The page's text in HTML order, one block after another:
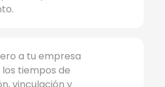
a tu empresa
tiempos de